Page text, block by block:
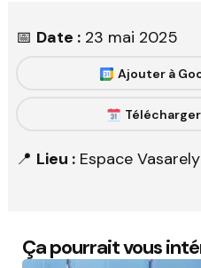
📅 Date : 23 mai 2025
Ajouter à
📍 Lieu : Espace Vasarely
Ça pourrait vous